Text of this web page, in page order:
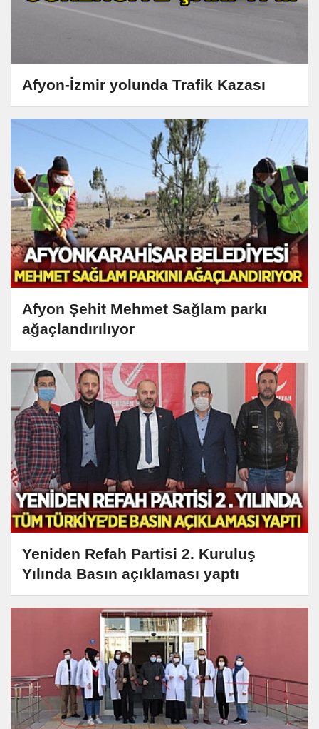
Afyon-İzmir yolunda Trafik Kazası
Afyon Şehit Mehmet Sağlam parkı
ağaçlandırılıyor
Yeniden Refah Partisi 2. Kuruluş
Yılında Basın açıklaması yaptı